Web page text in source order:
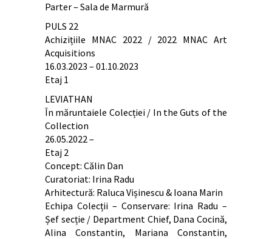
Parter – Sala de Marmură
PULS 22
Achizițiile MNAC 2022 / 2022 MNAC Art
Acquisitions
16.03.2023 – 01.10.2023
Etaj 1
LEVIATHAN
În măruntaiele Colecției / In the Guts of the
Collection
26.05.2022 –
Etaj 2
Concept: Călin Dan
Curatoriat: Irina Radu
Arhitectură: Raluca Vișinescu & Ioana Marin
Echipa Colecții – Conservare: Irina Radu –
Șef secție / Department Chief, Dana Cocină,
Alina Constantin, Mariana Constantin,